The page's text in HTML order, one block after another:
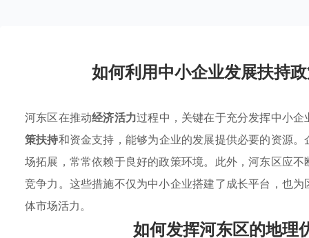
如何利用中小企业发展扶持
河东区在推动经济活力过程中，关键在于充分发挥中小
策扶持和资金支持，能够为企业的发展提供必要的资源
场拓展，常常依赖于良好的政策环境。此外，河东区应
竞争力。这些措施不仅为中小企业搭建了成长平台，也
体市场活力。
如何发挥河东区的地理